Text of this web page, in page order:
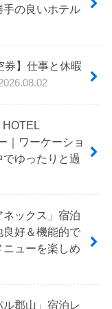
の良いホテル
券】仕事と休暇
HOTEL
｜ワーケーショ
ゆったりと過
ネックス」宿泊
良好＆機能的で
ューを楽しめ
ル郡山」宿泊レ